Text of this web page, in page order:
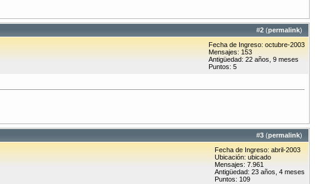
#2 (permalink)
Fecha de Ingreso: octubre-2003
Mensajes: 153
Antigüedad: 22 años, 9 meses
Puntos: 5
#3 (permalink)
Fecha de Ingreso: abril-2003
Ubicación: ubicado
Mensajes: 7.961
Antigüedad: 23 años, 4 meses
Puntos: 109